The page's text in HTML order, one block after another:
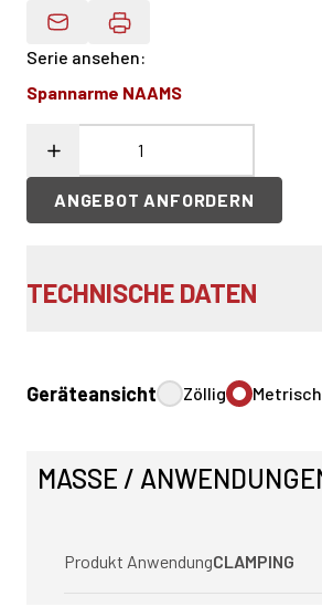
Produktdaten Per E-Mail
Serie ansehen:
Spannarme NAAMS
ANGEBOT ANFORDERN
TECHNISCHE DATEN
Geräteansicht Zöllig Metrisch
MASSE / ANWENDUNGEN
Produkt AnwendungCLAMPING